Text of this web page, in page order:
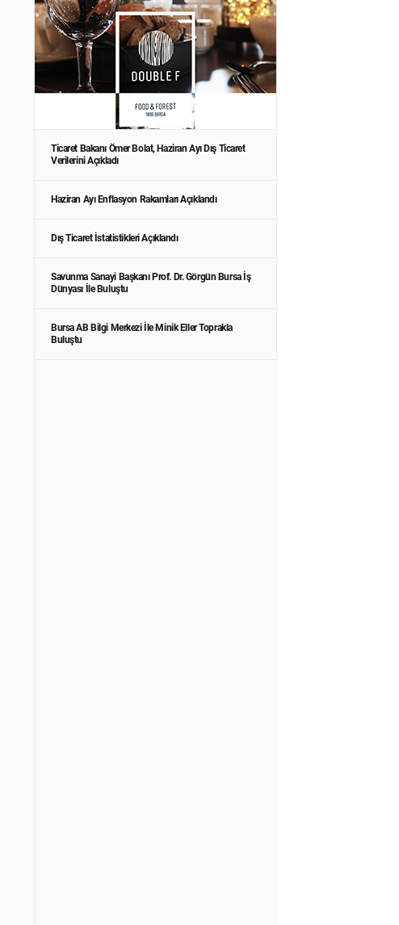
Ticaret Bakanı Ömer Bolat, Haziran Ayı Dış Ticaret
Verilerini Açıkladı
Haziran Ayı Enflasyon Rakamları Açıklandı
Dış Ticaret İstatistikleri Açıklandı
Savunma Sanayi Başkanı Prof. Dr. Görgün Bursa İş
Dünyası İle Buluştu
Bursa AB Bilgi Merkezi İle Minik Eller Toprakla
Buluştu